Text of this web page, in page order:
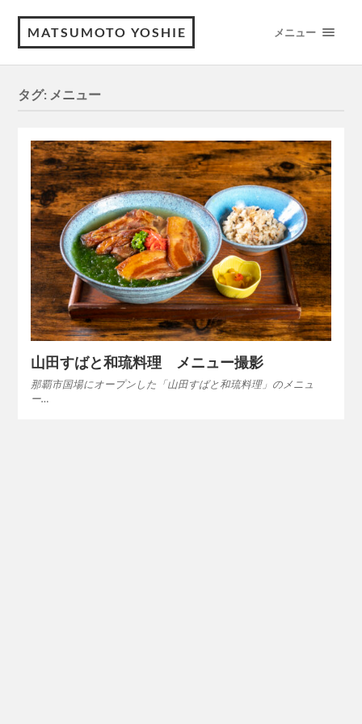
MATSUMOTO YOSHIE メニュー
タグ: メニュー
山田すばと和琉料理 メニュー撮影
那覇市国場にオープンした「山田すばと和琉料理」のメニュ
ー…